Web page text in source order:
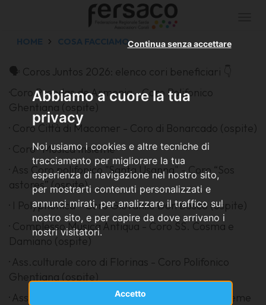
Abbiamo a cuore la tua
privacy
Noi usiamo i cookies e altre tecniche di
tracciamento per migliorare la tua
esperienza di navigazione nel nostro sito,
per mostrarti contenuti personalizzati e
annunci mirati, per analizzare il traffico sul
nostro sito, e per capire da dove arrivano i
nostri visitatori.
Accetto
Continua senza accettare
HOME COSA FACCIAMO
🗣 Coros Juntos 2026: elenco cori beneficiari 👇
·Coro Prendas de Armonia - Coro Polifonico
Ghentiana (ospite)
· Coro Città di Macomer - Coro di Bonarcado (ospite)
· Coro "Musica Insieme”
· Ass Coro polifonico "Santa Usanna" - Coro “Sos
astores” (ospite)
· I Polyphonica - Coro Giovanile Don Bosco (ospite)
· Complesso Musica Antiqua - Coro SS. Cosma e
Damiano (ospite)
· Ass.culturale coro di Florinas - Coro Polifonico
Ghentiana (ospite)
· Associazione Culturale Corale Intrempas - Insieme